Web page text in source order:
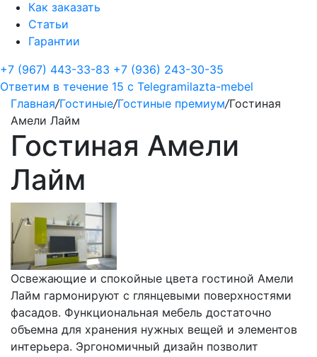
Как заказать
Статьи
Гарантии
+7 (967) 443-33-83 +7 (936) 243-30-35
Ответим в течение 15 с Telegramilazta-mebel
Главная/Гостиные/Гостиные премиум/Гостиная
Амели Лайм
Гостиная Амели
Лайм
Освежающие и спокойные цвета гостиной Амели
Лайм гармонируют с глянцевыми поверхностями
фасадов. Функциональная мебель достаточно
объемна для хранения нужных вещей и элементов
интерьера. Эргономичный дизайн позволит